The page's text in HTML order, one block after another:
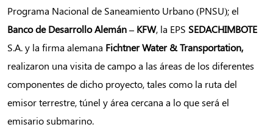
Programa Nacional de Saneamiento Urbano (PNSU); el
Banco de Desarrollo Alemán – KFW, la EPS SEDACHIMBOTE
S.A. y la firma alemana Fichtner Water & Transportation,
realizaron una visita de campo a las áreas de los diferentes
componentes de dicho proyecto, tales como la ruta del
emisor terrestre, túnel y área cercana a lo que será el
emisario submarino.